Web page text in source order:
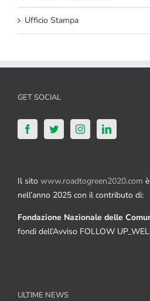
Ufficio Stampa
GET SOCIAL
Il sito www.roadtogreen2020.com
nell’anno 2025 con il contributo di:
Fondazione Nazionale delle
fondi dell’Avviso FOLLOW
ULTIME NEWS